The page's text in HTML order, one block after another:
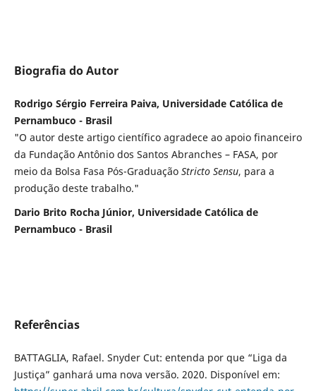
Biografia do Autor
Rodrigo Sérgio Ferreira Paiva, Universidade Católica de
Pernambuco - Brasil
"O autor deste artigo científico agradece ao apoio financeiro
da Fundação Antônio dos Santos Abranches – FASA, por
meio da Bolsa Fasa Pós-Graduação Stricto Sensu, para a
produção deste trabalho."
Dario Brito Rocha Júnior, Universidade Católica de
Pernambuco - Brasil
Referências
BATTAGLIA, Rafael. Snyder Cut: entenda por que “Liga da
Justiça” ganhará uma nova versão. 2020. Disponível em: